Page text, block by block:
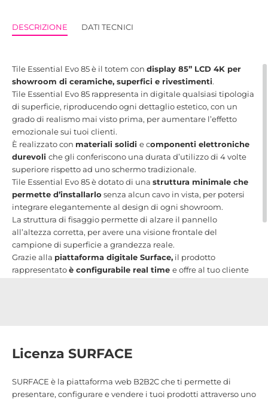
DESCRIZIONE DATI TECNICI
Tile Essential Evo 85 è il totem con display 85” LCD 4K per
showroom di ceramiche, superfici e rivestimenti.
Tile Essential Evo 85 rappresenta in digitale qualsiasi tipologia
di superficie, riproducendo ogni dettaglio estetico, con un
grado di realismo mai visto prima, per aumentare l’effetto
emozionale sui tuoi clienti.
È realizzato con materiali solidi e componenti elettroniche
durevoli che gli conferiscono una durata d’utilizzo di 4 volte
superiore rispetto ad uno schermo tradizionale.
Tile Essential Evo 85 è dotato di una struttura minimale che
permette d’installarlo senza alcun cavo in vista, per potersi
integrare elegantemente al design di ogni showroom.
La struttura di fisaggio permette di alzare il pannello
all’altezza corretta, per avere una visione frontale del
campione di superficie a grandezza reale.
Grazie alla piattaforma digitale Surface, il prodotto
rappresentatoè configurabile real time e offre al tuo cliente
Licenza SURFACE
SURFACE è la piattaforma web B2B2C che ti permette di
presentare, configurare e vendere i tuoi prodotti attraverso uno